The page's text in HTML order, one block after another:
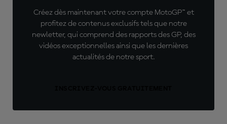
Créez dès maintenant votre compte MotoGP™ et
profitez de contenus exclusifs tels que notre
newletter, qui comprend des rapports des GP, des
vidéos exceptionnelles ainsi que les dernières
actualités de notre sport.